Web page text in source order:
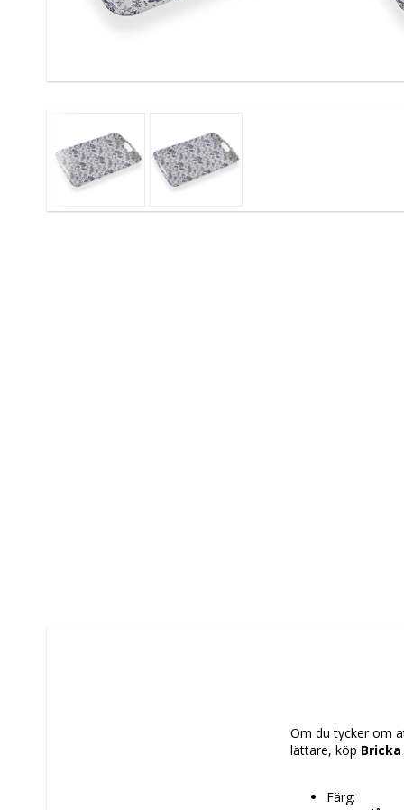
Om du tycker om
lättare, köp Bricka
Färg: